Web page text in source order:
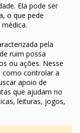
Ela pode ser
o que pede
pela
ruim possa
ou ações. Nesse
como controlar a
apoio de
que ajudam no
leituras, jogos,